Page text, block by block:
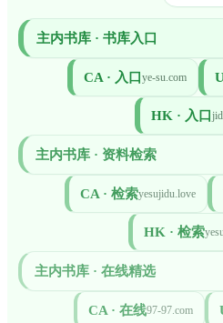
主内书库 · 书库入口
CA · 入口 ye-su.com
HK · 入口
主内书库 · 资料检索
CA · 检索yesujidu.love
HK · 检索
主内书库 · 在线精选
CA · 在线97-97.com